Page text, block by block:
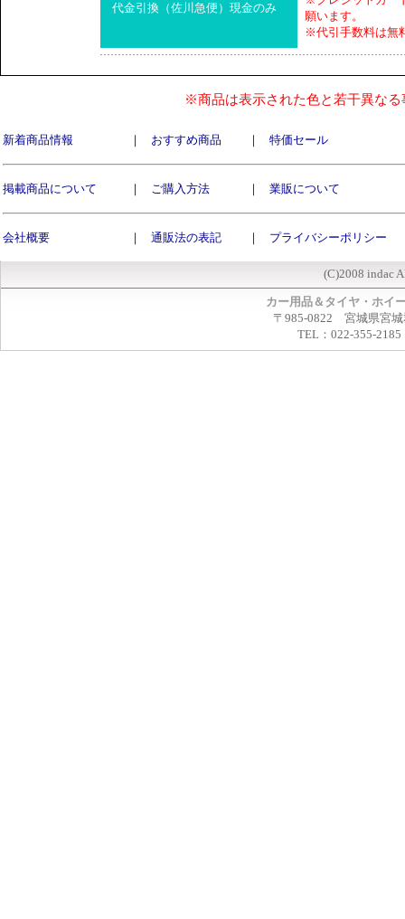
代金引換（佐川急便）現金のみ
願います。
※代引手数料は無
※商品は表示された色と若干異な
新着商品情報 ｜ おすすめ商品 ｜ 特価セール
掲載商品について ｜ ご購入方法 ｜ 業販について
会社概要 ｜ 通販法の表記 ｜ プライバシーポリシー
(C)2008 indac
カー用品＆タイヤ・ホイ
〒985-0822 宮城県宮城
TEL：022-355-